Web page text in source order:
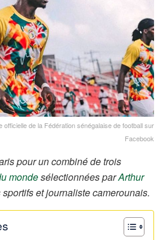
officielle de la Fédération sénégalaise de football sur
Facebook
pour un combiné de trois
mondesélectionnées parArthur
et journaliste camerounais.